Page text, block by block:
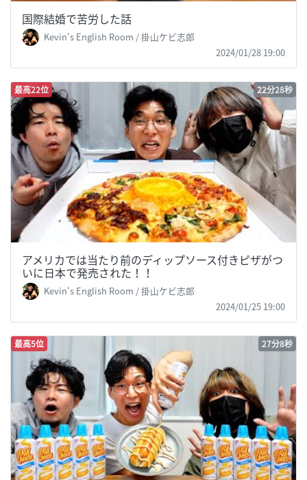
国際結婚で苦労した話
Kevin's English Room / 掛山ケビ志郎
2024/01/28 19:00
最高22位 22分28秒
アメリカでは当たり前のディップソース付きピザがつ
いに日本で発売された！！
Kevin's English Room / 掛山ケビ志郎
2024/01/25 19:00
最高5位 27分8秒